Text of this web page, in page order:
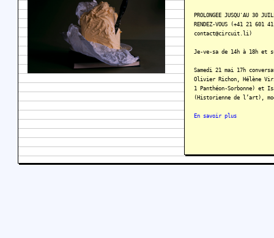
PROLONGEE JUSQU'AU 30
RENDEZ-VOUS (+41 21 601
contact@circuit.li)
Je-ve-sa de 14h à 18h et
Samedi 21 mai 17h
Olivier Richon, Hélène
1 Panthéon-Sorbonne) et
(Historienne de l’art),
En savoir plus